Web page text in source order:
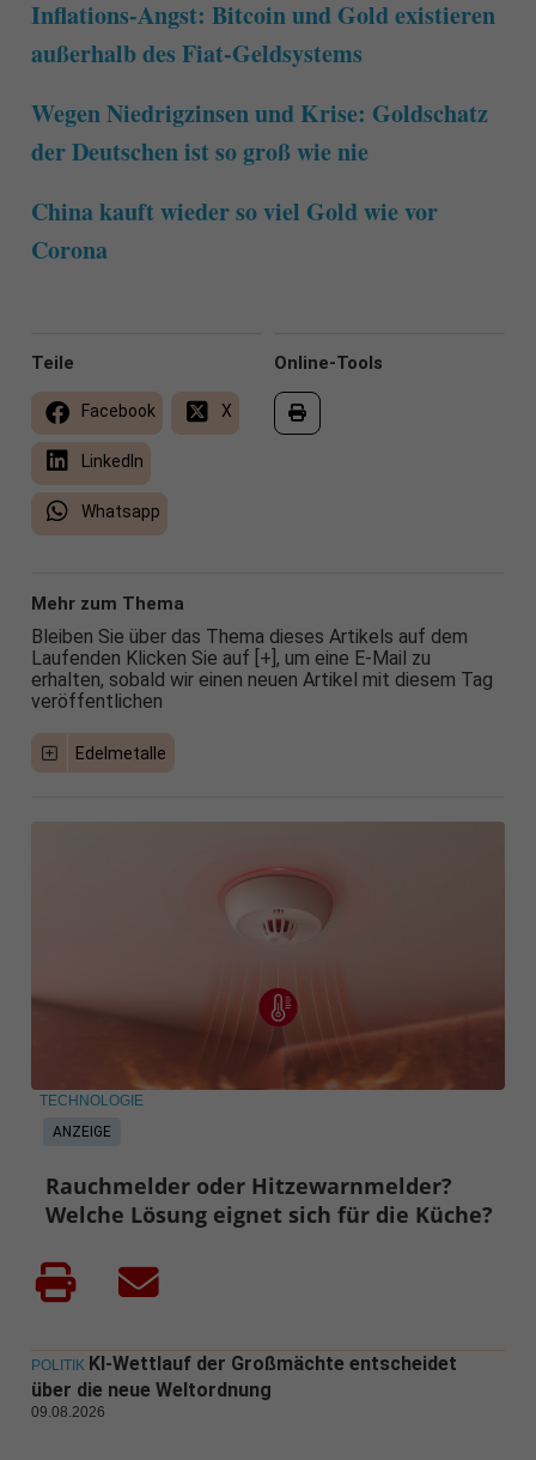
Inflations-Angst: Bitcoin und Gold existieren
außerhalb des Fiat-Geldsystems
Wegen Niedrigzinsen und Krise: Goldschatz
der Deutschen ist so groß wie nie
China kauft wieder so viel Gold wie vor
Corona
Online-Tools
Teile
Facebook X
LinkedIn
Whatsapp
Mehr zum Thema
Bleiben Sie über das Thema dieses Artikels auf dem
Laufenden Klicken Sie auf [+], um eine E-Mail zu
erhalten, sobald wir einen neuen Artikel mit diesem Tag
veröffentlichen
Edelmetalle
ANZEIGE
TECHNOLOGIE
Rauchmelder oder Hitzewarnmelder?
Welche Lösung eignet sich für die Küche?
POLITIK KI-Wettlauf der Großmächte entscheidet
über die neue Weltordnung
09.08.2026